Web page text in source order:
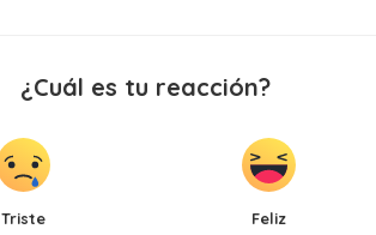
¿Cuál es tu reacción?
Triste Feliz